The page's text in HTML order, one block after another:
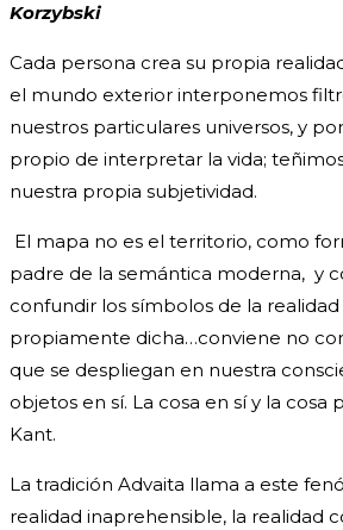
Korzybski
Cada persona crea su propia
el mundo exterior interponemos
nuestros particulares universos, y
propio de interpretar la vida;
nuestra propia subjetividad.
El mapa no es el territorio, como
padre de la semántica moderna, y
confundir los símbolos de la
propiamente dicha…conviene no
que se despliegan en nuestra
objetos en sí. La cosa en sí y la cosa
Kant.
La tradición Advaita llama a este
realidad inaprehensible, la realidad